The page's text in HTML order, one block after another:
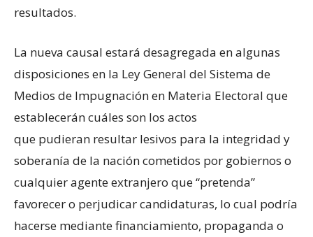
resultados.
La nueva causal estará desagregada en algunas
disposiciones en la Ley General del Sistema de
Medios de Impugnación en Materia Electoral que
establecerán cuáles son los actos
que pudieran resultar lesivos para la integridad y
soberanía de la nación cometidos por gobiernos o
cualquier agente extranjero que “pretenda”
favorecer o perjudicar candidaturas, lo cual podría
hacerse mediante financiamiento, propaganda o